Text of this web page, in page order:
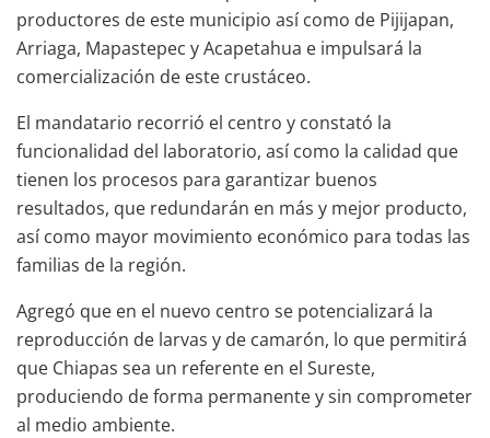
productores de este municipio así como de Pijijapan,
Arriaga, Mapastepec y Acapetahua e impulsará la
comercialización de este crustáceo.
El mandatario recorrió el centro y constató la
funcionalidad del laboratorio, así como la calidad que
tienen los procesos para garantizar buenos
resultados, que redundarán en más y mejor producto,
así como mayor movimiento económico para todas las
familias de la región.
Agregó que en el nuevo centro se potencializará la
reproducción de larvas y de camarón, lo que permitirá
que Chiapas sea un referente en el Sureste,
produciendo de forma permanente y sin comprometer
al medio ambiente.